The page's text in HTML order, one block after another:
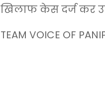
खिलाफ केस दर्ज कर
TEAM VOICE OF